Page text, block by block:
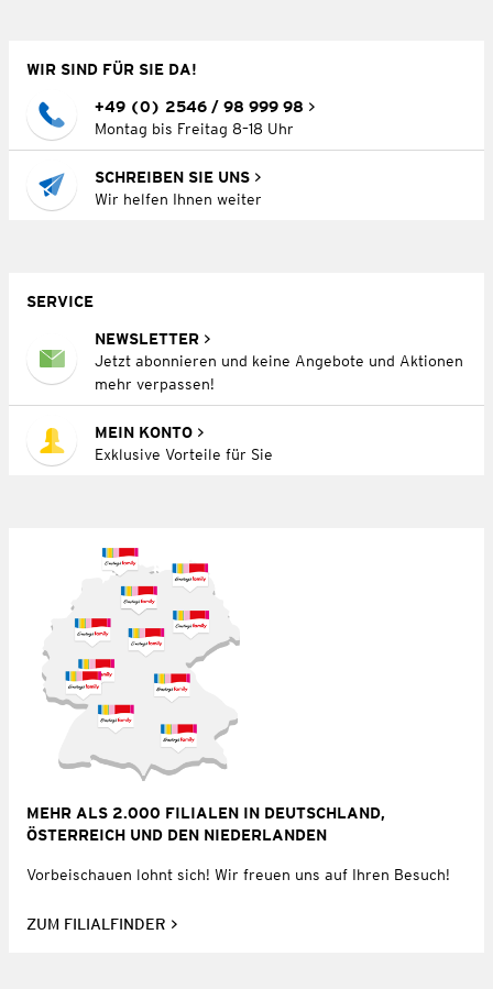
WIR SIND FÜR SIE DA!
+49 (0) 2546 / 98 999 98
Montag bis Freitag 8–18 Uhr
SCHREIBEN SIE UNS
Wir helfen Ihnen weiter
SERVICE
NEWSLETTER
Jetzt abonnieren und keine Angebote und Aktionen
mehr verpassen!
MEIN KONTO
Exklusive Vorteile für Sie
MEHR ALS 2.000 FILIALEN IN DEUTSCHLAND,
ÖSTERREICH UND DEN NIEDERLANDEN
Vorbeischauen lohnt sich! Wir freuen uns auf Ihren Besuch!
ZUM FILIALFINDER